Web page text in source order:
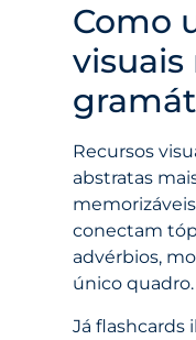
Como
visuais
Recursos
abstratas
conectam
advérbios,
único quadro.
Já flashcards